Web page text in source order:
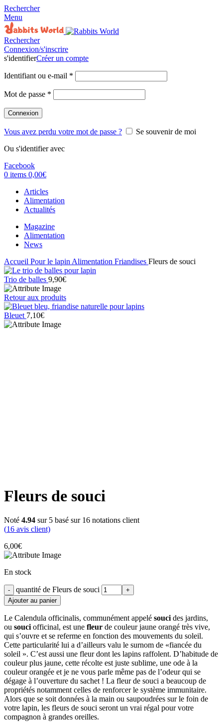
Rechercher
Menu
Rechercher
Connexion/s'inscrire
s'identifierCréer un compte
Identifiant ou e-mail *
Mot de passe *
Connexion
Vous avez perdu votre mot de passe ?
Se souvenir de moi
Ou s'identifier avec
Facebook
0 items 0,00€
Articles
Alimentation
Actualités
Magazine
Alimentation
News
Accueil Pour le lapin Alimentation Friandises Fleurs de souci
Trio de balles 9,90€
Retour aux produits
Bleuet 7,10€
Fleurs de souci
Noté 4.94 sur 5 basé sur 16 notations client
(16 avis client)
6,00€
En stock
quantité de Fleurs de souci
Ajouter au panier
Le Calendula officinalis, communément appelé souci des jardins,
ou souci officinal, est une fleur de couleur jaune orangé très vive,
qui s’ouvre et se referme en fonction des mouvements du soleil.
Cette particularité lui a d’ailleurs valu le surnom de «fiancée du
soleil ». C’est aussi une fleur dont les lapins raffolent. D’habitude de
couleur plus jaune, cette récolte est juste sublime, une ode à la
couleur orangée et je ne vous parle même pas de l’odeur qui se
dégage à l’ouverture du sachet ! La fleur de souci a beaucoup de
propriétés notamment celles de renforcer le système immunitaire.
Alors que se soit données à la main ou saupoudrées sur le foin de
votre lapin, les fleurs de souci seront un vrai régal pour votre
compagnon à grandes oreilles.